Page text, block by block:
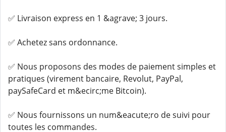
✅ Livraison express en 1 &agrave; 3 jours.
✅ Achetez sans ordonnance.
✅ Nous proposons des modes de paiement simples et
pratiques (virement bancaire, Revolut, PayPal,
paySafeCard et m&ecirc;me Bitcoin).
✅ Nous fournissons un num&eacute;ro de suivi pour
toutes les commandes.